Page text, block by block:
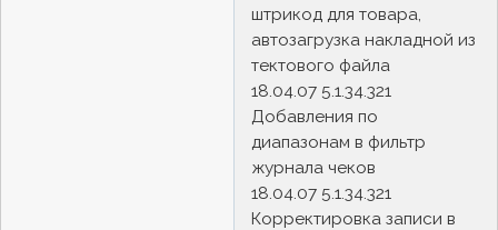
штрикод для товара,
автозагрузка накладной из
тектового файла
18.04.07 5.1.34.321
Добавления по
диапазонам в фильтр
журнала чеков
18.04.07 5.1.34.321
Корректировка записи в